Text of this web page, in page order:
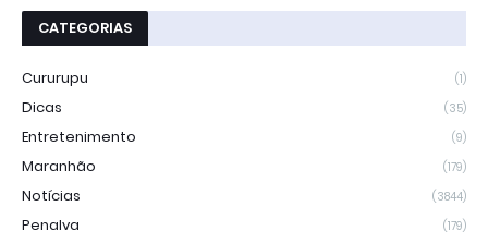
CATEGORIAS
Cururupu (1)
Dicas (35)
Entretenimento (9)
Maranhão (179)
Notícias (3844)
Penalva (179)